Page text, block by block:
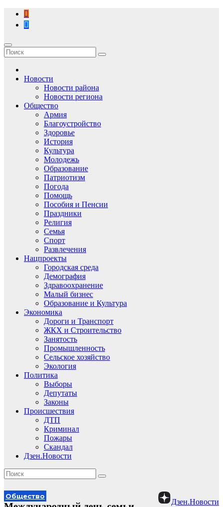
Перейти
содержимому
Новости
Новости района
Новости региона
Общество
Армия
Благоустройство
Здоровье
История
Культура
Молодежь
Образование
Патриотизм
Погода
Помощь
Пособия и Пенсии
Праздники
Религия
Семья
Спорт
Развлечения
Нацпроекты
Городская среда
Демография
Здравоохранение
Малый бизнес
Образование и Культура
Экономика
Дороги и Транспорт
ЖКХ и Строительство
Занятость
Промышленность
Сельское хозяйство
Экология
Политика
Выборы
Депутаты
Законы
Происшествия
ДТП
Криминал
Пожары
Скандал
Дзен.Новости
Дзен.Новости
Общество